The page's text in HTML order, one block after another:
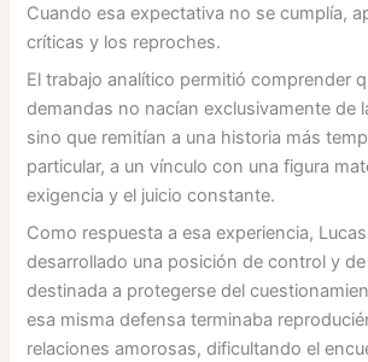
Cuando esa expectativa no se cumplía,
críticas y los reproches.
El trabajo analítico permitió comprender
demandas no nacían exclusivamente de
sino que remitían a una historia más
particular, a un vínculo con una figura
exigencia y el juicio constante.
Como respuesta a esa experiencia,
desarrollado una posición de control y
destinada a protegerse del
esa misma defensa terminaba
relaciones amorosas, dificultando el